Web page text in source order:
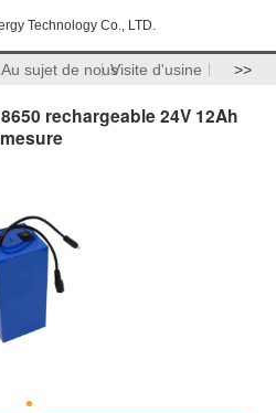
Technology Co., LTD.
Au sujet de nousVisite d'usine >>
rechargeable 24V 12Ah